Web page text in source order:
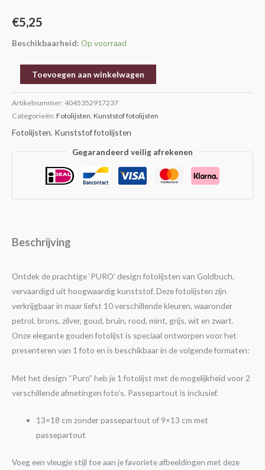
€5,25
Beschikbaarheid: Op voorraad
Toevoegen aan winkelwagen
Artikelnummer: 4045352917237
Categorieën: Fotolijsten, Kunststof fotolijsten
Fotolijsten, Kunststof fotolijsten
Gegarandeerd veilig afrekenen
Beschrijving
Ontdek de prachtige ‘PURO’ design fotolijsten van Goldbuch,
vervaardigd uit hoogwaardig kunststof. Deze fotolijsten zijn
verkrijgbaar in maar liefst 10 verschillende kleuren, waaronder
petrol, brons, zilver, goud, bruin, rood, mint, grijs, wit en zwart.
Onze elegante gouden fotolijst is speciaal ontworpen voor het
presenteren van 1 foto en is beschikbaar in de volgende formaten:
Met het design “Puro” heb je 1 fotolijst met de mogelijkheid voor 2
verschillende afmetingen foto’s. Passepartout is inclusief.
13×18 cm zonder passepartout of 9×13 cm met
passepartout
Voeg een vleugje stijl toe aan je favoriete afbeeldingen met deze